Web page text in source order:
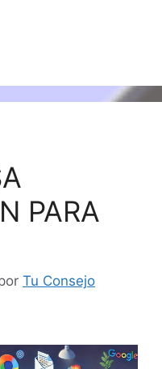
PARA
Tu Consejo